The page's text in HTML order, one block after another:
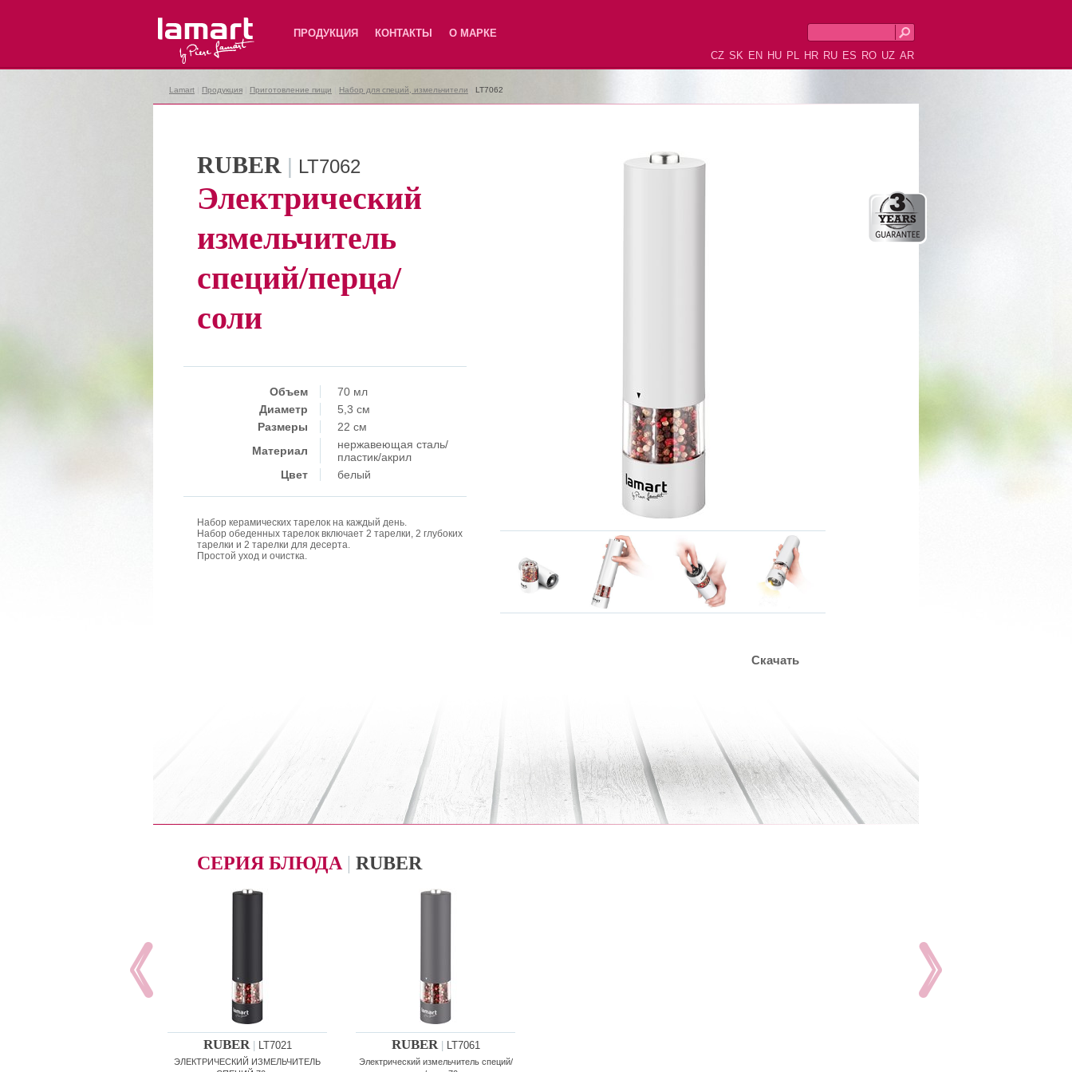
Lamart ПРОДУКЦИЯ КОНТАКТЫ
О МАРКЕ
CZ SK EN HU PL HR RU ES RO UZ AR
Lamart Продукция Приготовление пищи Набор для специй, измельчители LT7062
Скачать
RUBER | LT7062
Электрический
измельчитель
специй/перца/
соли
Объем
70 мл
Диаметр
5,3 см
Размеры
22 см
Материал
нержавеющая сталь/
пластик/акрил
Цвет
белый
Набор керамических тарелок на каждый день.
Набор обеденных тарелок включает 2 тарелки, 2 глубоких
тарелки и 2 тарелки для десерта.
Простой уход и очистка.
СЕРИЯ БЛЮДА | RUBER
RUBER| LT7021
ЭЛЕКТРИЧЕСКИЙ ИЗМЕЛЬЧИТЕЛЬ
RUBER| LT7061
Электрический измельчитель специй/